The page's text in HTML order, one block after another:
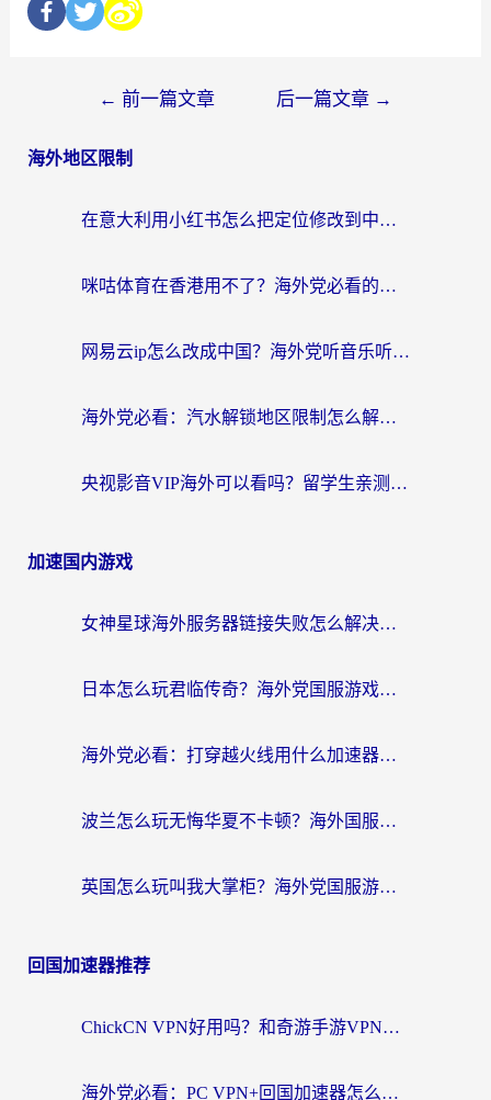
← 前一篇文章 后一篇文章 →
海外地区限制
在意大利用小红书怎么把定位修改到中国国内？3个实用技巧+1个靠谱工具帮你搞定
咪咕体育在香港用不了？海外党必看的回国加速器选择指南（附3个真实场景解决方案）
网易云ip怎么改成中国？海外党听音乐听书的无痛解决方案
海外党必看：汽水解锁地区限制怎么解除？3招解决国内影音&生活服务难题
央视影音VIP海外可以看吗？留学生亲测有效的回国加速器选择指南
加速国内游戏
女神星球海外服务器链接失败怎么解决？海外党国服游戏加速避坑指南
日本怎么玩君临传奇？海外党国服游戏加速避坑指南（附菲律宾欧洲玩家实测）
海外党必看：打穿越火线用什么加速器？解决延迟卡顿，还能玩奇妙拼图世界和第五人格
波兰怎么玩无悔华夏不卡顿？海外国服游戏加速器终极指南（附征途2萤火突击解决方案）
英国怎么玩叫我大掌柜？海外党国服游戏加速避坑指南（附实测推荐）
回国加速器推荐
ChickCN VPN好用吗？和奇游手游VPN对比哪个回国效果更好？海外党亲测实用指南
海外党必看：PC VPN+回国加速器怎么选？无缝访问国内资源全攻略